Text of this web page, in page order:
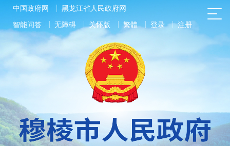
中国政府网
黑龙江省人民政府网
智能问答
无障碍 关怀版 繁體 登录 注册